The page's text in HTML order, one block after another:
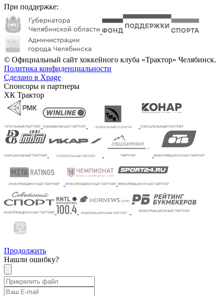
При поддержке:
© Официальный сайт хоккейного клуба «Трактор» Челябинск.
Политика конфиденциальности
Сделано в Xpage
Спонсоры и партнеры
ХК Трактор
Продолжить
Нашли ошибку?